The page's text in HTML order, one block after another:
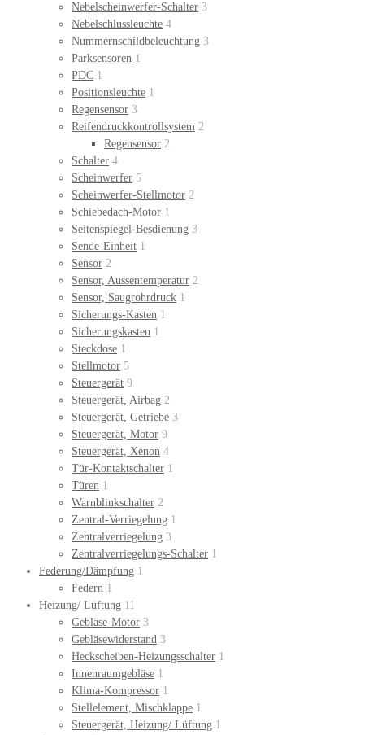
Nebelscheinwerfer-Schalter 3
Nebelschlussleuchte 4
Nummernschildbeleuchtung 3
Parksensoren 1
PDC 1
Positionsleuchte 1
Regensensor 3
Reifendruckkontrollsystem 2
Regensensor 2
Schalter 4
Scheinwerfer 5
Scheinwerfer-Stellmotor 2
Schiebedach-Motor 1
Seitenspiegel-Besdienung 3
Sende-Einheit 1
Sensor 2
Sensor, Aussentemperatur 2
Sensor, Saugrohrdruck 1
Sicherungs-Kasten 1
Sicherungskasten 1
Steckdose 1
Stellmotor 5
Steuergerät 9
Steuergerät, Airbag 2
Steuergerät, Getriebe 3
Steuergerät, Motor 9
Steuergerät, Xenon 4
Tür-Kontaktschalter 1
Türen 1
Warnblinkschalter 2
Zentral-Verriegelung 1
Zentralverriegelung 3
Zentralverriegelungs-Schalter 1
Federung/Dämpfung 1
Federn 1
Heizung/ Lüftung 11
Gebläse-Motor 3
Gebläsewiderstand 3
Heckscheiben-Heizungsschalter 1
Innenraumgebläse 1
Klima-Kompressor 1
Stellelement, Mischklappe 1
Steuergerät, Heizung/ Lüftung 1